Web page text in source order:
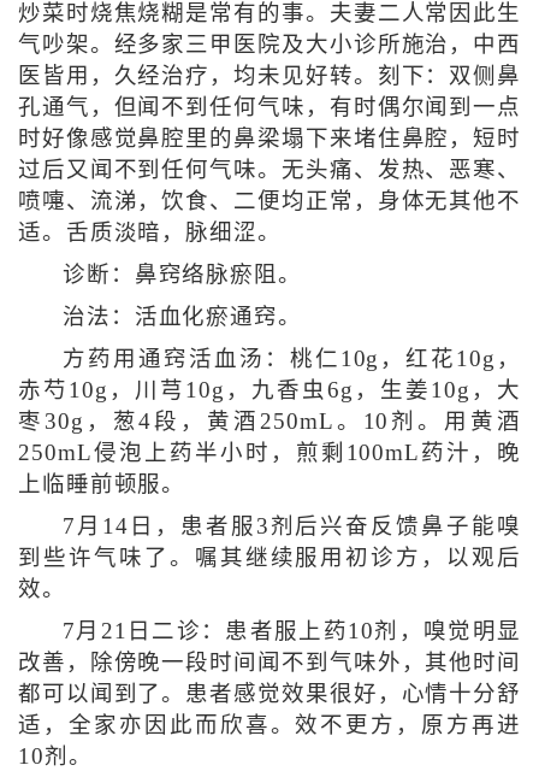
炒菜时烧焦烧糊是常有的事。夫妻二人常因此生
气吵架。经多家三甲医院及大小诊所施治，中西
医皆用，久经治疗，均未见好转。刻下：双侧鼻
孔通气，但闻不到任何气味，有时偶尔闻到一点
时好像感觉鼻腔里的鼻梁塌下来堵住鼻腔，短时
过后又闻不到任何气味。无头痛、发热、恶寒、
喷嚏、流涕，饮食、二便均正常，身体无其他不
适。舌质淡暗，脉细涩。
诊断：鼻窍络脉瘀阻。
治法：活血化瘀通窍。
方药用通窍活血汤：桃仁10g，红花10g，
赤芍10g，川芎10g，九香虫6g，生姜10g，大
枣30g，葱4段，黄酒250mL。10剂。用黄酒
250mL侵泡上药半小时，煎剩100mL药汁，晚
上临睡前顿服。
7月14日，患者服3剂后兴奋反馈鼻子能嗅
到些许气味了。嘱其继续服用初诊方，以观后
效。
7月21日二诊：患者服上药10剂，嗅觉明显
改善，除傍晚一段时间闻不到气味外，其他时间
都可以闻到了。患者感觉效果很好，心情十分舒
适，全家亦因此而欣喜。效不更方，原方再进
10剂。